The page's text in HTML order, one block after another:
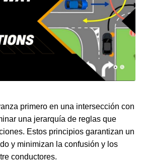
primero en una intersección con
una jerarquía de reglas que
Estos principios garantizan un
y minimizan la confusión y los
conductores.